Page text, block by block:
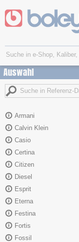
Auswahl
Armani
Calvin Klein
Casio
Certina
Citizen
Diesel
Esprit
Eterna
Festina
Fortis
Fossil